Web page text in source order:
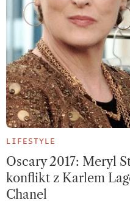
LIFESTYLE
Oscary 2017: Meryl
konflikt z Karlem
Chanel